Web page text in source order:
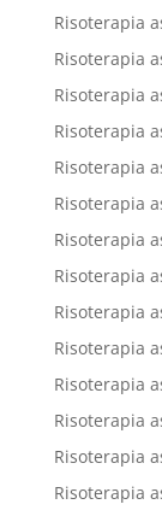
Risoterapia
Risoterapia
Risoterapia
Risoterapia
Risoterapia
Risoterapia
Risoterapia
Risoterapia
Risoterapia
Risoterapia
Risoterapia
Risoterapia
Risoterapia
Risoterapia